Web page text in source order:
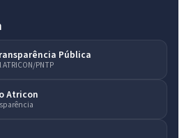
Pública
PNTP
Atricon
notícias, legislação, Diário Oficial,